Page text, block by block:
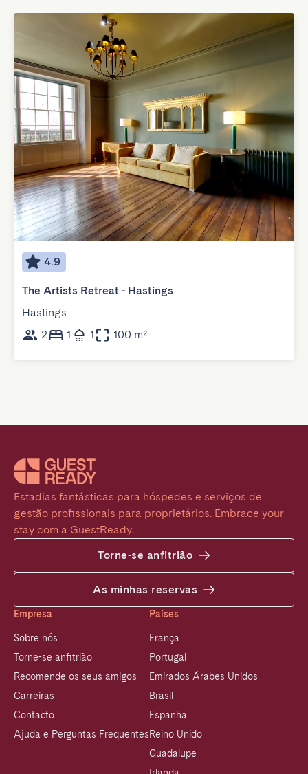
4.9
The Artists Retreat - Hastings
Hastings
2
1 1 100 m²
Estadias fantásticas para hóspedes e serviços de
gestão profissionais para proprietários. Embrace your
stay com a GuestReady.
Torne-se anfitrião
As minhas reservas
Empresa
Sobre nós
Torne-se anfitrião
Recomende os seus amigos
Carreiras
Contacto
Ajuda e Perguntas Frequentes
Países
França
Portugal
Emirados Árabes Unidos
Brasil
Espanha
Reino Unido
Guadalupe